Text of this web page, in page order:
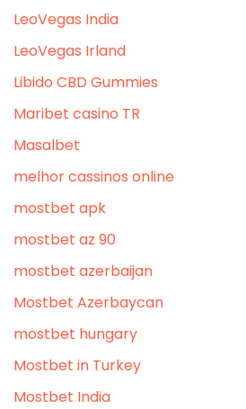
LeoVegas India
LeoVegas Irland
Libido CBD Gummies
Maribet casino TR
Masalbet
melhor cassinos online
mostbet apk
mostbet az 90
mostbet azerbaijan
Mostbet Azerbaycan
mostbet hungary
Mostbet in Turkey
Mostbet India